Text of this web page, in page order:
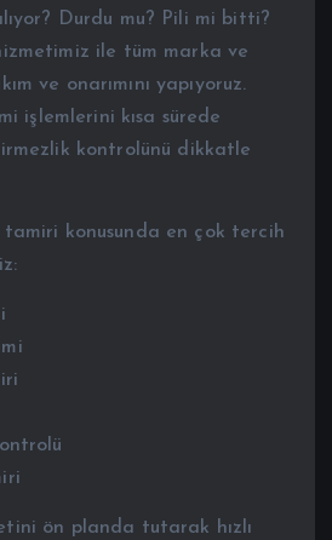
Durdu mu? Pili mi bitti?
ile tüm marka ve
ve onarımını yapıyoruz.
işlemlerini kısa sürede
kontrolünü dikkatle
tamiri konusunda en çok tercih
ön planda tutarak hızlı